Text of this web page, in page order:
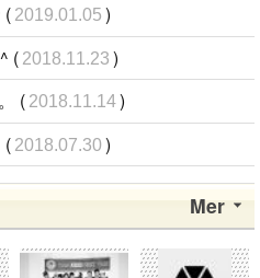
( 2019.01.05 )
( 2018.11.23 )
( 2018.11.14)
( 2018.07.30 )
Mer